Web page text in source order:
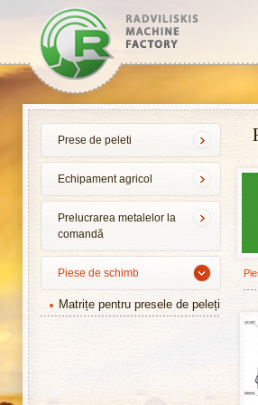
Prese de peleti
Echipament agricol
Prelucrarea metalelor la
comandă
Piese de schimb
Matrițe pentru presele de peleți